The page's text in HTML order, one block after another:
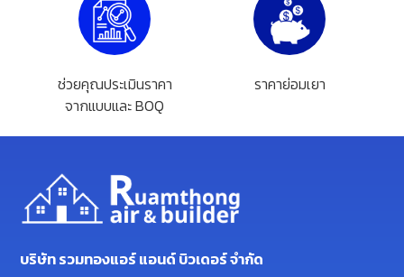
ช่วยคุณประเมินราคา
จากแบบและ BOQ
ราคาย่อมเยา
บริษัท รวมทองแอร์ แอนด์ บิวเดอร์ จำกัด